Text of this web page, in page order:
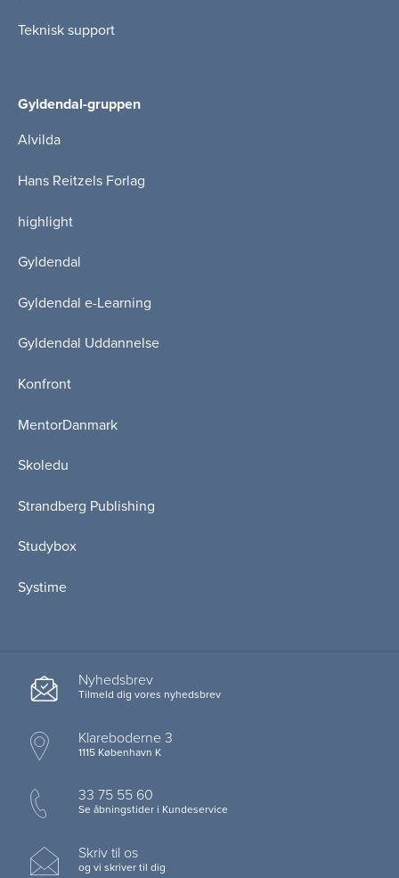
Teknisk support
Gyldendal-gruppen
Alvilda
Hans Reitzels Forlag
highlight
Gyldendal
Gyldendal e-Learning
Gyldendal Uddannelse
Konfront
MentorDanmark
Skoledu
Strandberg Publishing
Studybox
Systime
Nyhedsbrev
Tilmeld dig vores nyhedsbrev
Klareboderne 3
1115 København K
33 75 55 60
Se åbningstider i Kundeservice
Skriv til os
og vi skriver til dig